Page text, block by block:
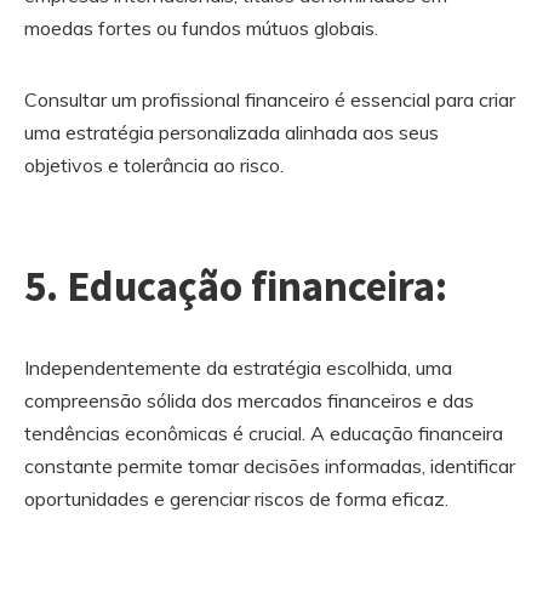
moedas fortes ou fundos mútuos globais.
Consultar um profissional financeiro é essencial para criar
uma estratégia personalizada alinhada aos seus
objetivos e tolerância ao risco.
5. Educação financeira:
Independentemente da estratégia escolhida, uma
compreensão sólida dos mercados financeiros e das
tendências econômicas é crucial. A educação financeira
constante permite tomar decisões informadas, identificar
oportunidades e gerenciar riscos de forma eficaz.